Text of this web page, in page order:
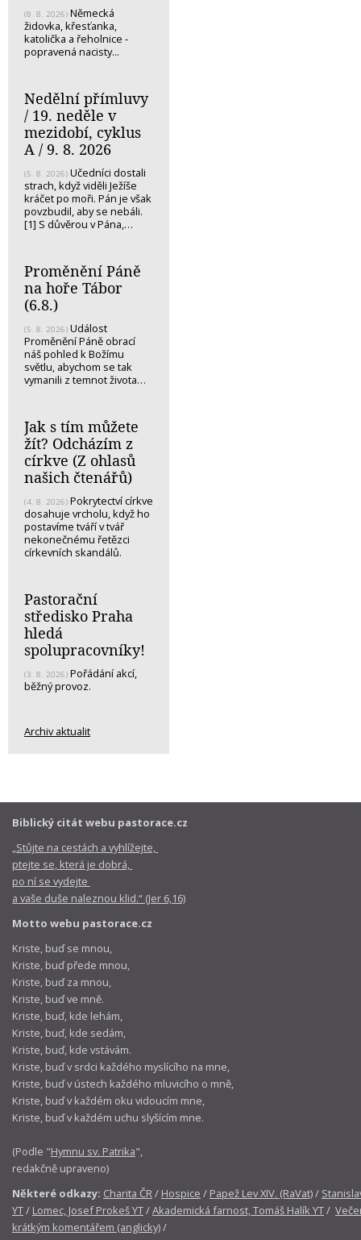
(8. 8. 2026) Německá
židovka, křesťanka,
katolička a řeholnice -
popravená nacisty...
Nedělní přímluvy
/ 19. neděle v
mezidobí, cyklus
A / 9. 8. 2026
(5. 8. 2026) Učedníci dostali
strach, když viděli Ježíše
kráčet po moři. Pán je však
povzbudil, aby se nebáli.
[1] S důvěrou v Pána,…
Proměnění Páně
na hoře Tábor
(6.8.)
(5. 8. 2026) Událost
Proměnění Páně obrací
náš pohled k Božímu
světlu, abychom se tak
vymanili z temnot života…
Jak s tím můžete
žít? Odcházím z
církve (Z ohlasů
našich čtenářů)
(4. 8. 2026) Pokrytectví církve
dosahuje vrcholu, když ho
postavíme tváří v tvář
nekonečnému řetězci
církevních skandálů.
Pastorační
středisko Praha
hledá
spolupracovníky!
(3. 8. 2026) Pořádání akcí,
běžný provoz.
Archiv aktualit
Biblický citát webu pastorace.cz
„Stůjte na cestách a vyhlížejte,
ptejte se, která je dobrá,
po ní se vydejte
a vaše duše naleznou klid.“ (Jer 6,16)
Motto webu pastorace.cz
Kriste, buď se mnou,
Kriste, buď přede mnou,
Kriste, buď za mnou,
Kriste, buď ve mně.
Kriste, buď, kde lehám,
Kriste, buď, kde sedám,
Kriste, buď, kde vstávám.
Kriste, buď v srdci každého myslícího na mne,
Kriste, buď v ústech každého mluvicího o mně,
Kriste, buď v každém oku vidoucím mne,
Kriste, buď v každém uchu slyšícím mne.
(Podle "Hymnu sv. Patrika",
redakčně upraveno)
Některé odkazy: Charita ČR/ Hospice / Papež Lev XIV. (RaVat)/
YT/ Lomec, Josef Prokeš YT/Akademická farnost, Tomáš Halík YT/
krátkým komentářem (anglicky)/